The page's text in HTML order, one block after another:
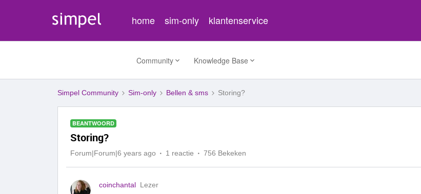
home sim-only klantenservice
Community Knowledge Base
Simpel Community Sim-only Bellen & sms Storing?
BEANTWOORD
Storing?
Forum|Forum|6 years ago 1 reactie 756 Bekeken
coinchantal Lezer